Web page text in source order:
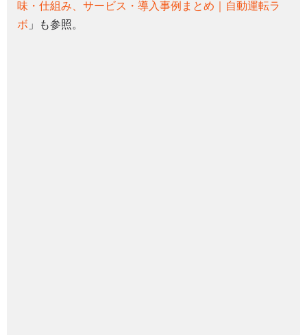
味・仕組み、サービス・導入事例まとめ｜自動運転ラ
ボ 」も参照。